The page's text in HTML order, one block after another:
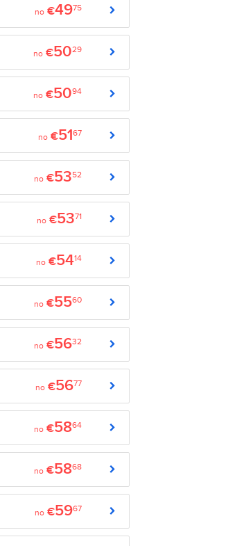
no €4975
no €5029
no €5094
no €5167
no €5352
no €5371
no €5414
no €5560
no €5632
no €5677
no €5864
no €5868
no €5967